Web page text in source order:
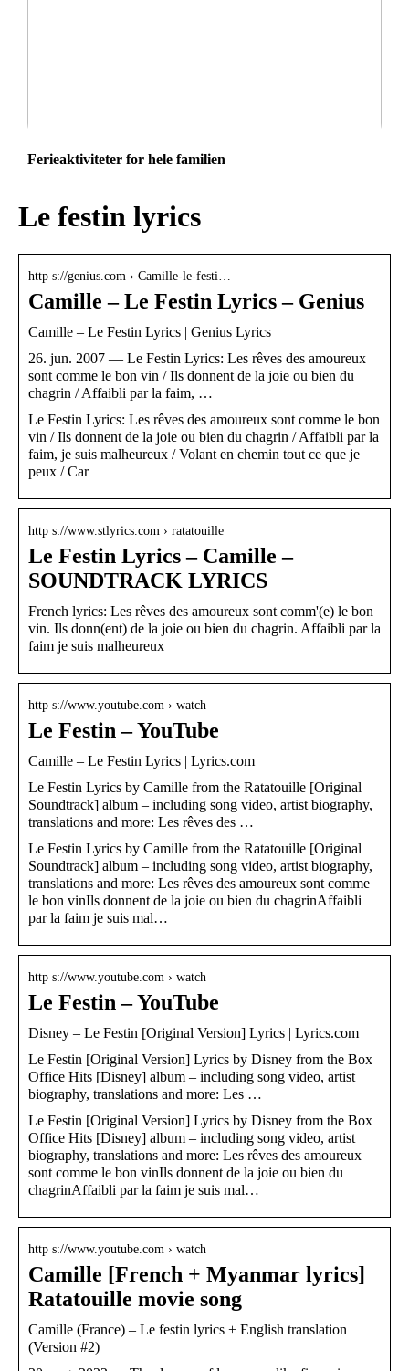
Ferieaktiviteter for hele familien
Le festin lyrics
http s://genius.com › Camille-le-festi…
Camille – Le Festin Lyrics – Genius
Camille – Le Festin Lyrics | Genius Lyrics
26. jun. 2007 — Le Festin Lyrics: Les rêves des amoureux
sont comme le bon vin / Ils donnent de la joie ou bien du
chagrin / Affaibli par la faim, …
Le Festin Lyrics: Les rêves des amoureux sont comme le bon
vin / Ils donnent de la joie ou bien du chagrin / Affaibli par la
faim, je suis malheureux / Volant en chemin tout ce que je
peux / Car
http s://www.stlyrics.com › ratatouille
Le Festin Lyrics – Camille –
SOUNDTRACK LYRICS
French lyrics: Les rêves des amoureux sont comm'(e) le bon
vin. Ils donn(ent) de la joie ou bien du chagrin. Affaibli par la
faim je suis malheureux
http s://www.youtube.com › watch
Le Festin – YouTube
Camille – Le Festin Lyrics | Lyrics.com
Le Festin Lyrics by Camille from the Ratatouille [Original
Soundtrack] album – including song video, artist biography,
translations and more: Les rêves des …
Le Festin Lyrics by Camille from the Ratatouille [Original
Soundtrack] album – including song video, artist biography,
translations and more: Les rêves des amoureux sont comme
le bon vinIls donnent de la joie ou bien du chagrinAffaibli
par la faim je suis mal…
http s://www.youtube.com › watch
Le Festin – YouTube
Disney – Le Festin [Original Version] Lyrics | Lyrics.com
Le Festin [Original Version] Lyrics by Disney from the Box
Office Hits [Disney] album – including song video, artist
biography, translations and more: Les …
Le Festin [Original Version] Lyrics by Disney from the Box
Office Hits [Disney] album – including song video, artist
biography, translations and more: Les rêves des amoureux
sont comme le bon vinIls donnent de la joie ou bien du
chagrinAffaibli par la faim je suis mal…
http s://www.youtube.com › watch
Camille [French + Myanmar lyrics]
Ratatouille movie song
Camille (France) – Le festin lyrics + English translation
(Version #2)